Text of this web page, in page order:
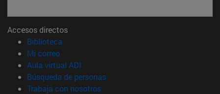
Accesos directos
Biblioteca
Mi correo(abre en nueva ventana)
Aula virtual ADI
Búsqueda de personas(abre en nueva ventana)
Trabaja con nosotros(abre en nueva ventana)